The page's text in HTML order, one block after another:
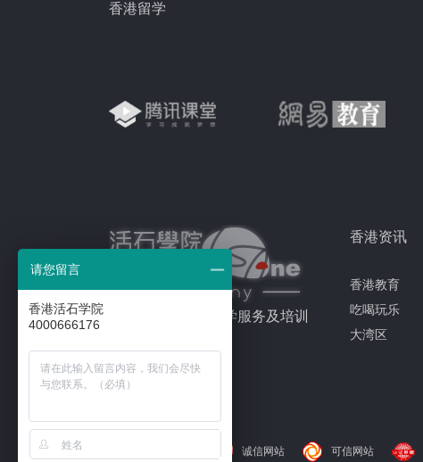
香港留学
专注于香港留学升学服务及培训
香港资讯
香港教育
吃喝玩乐
大湾区
诚信网站 可信网站
请您留言
香港活石学院
4000666176